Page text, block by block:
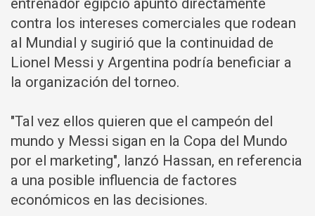
entrenador egipcio apuntó directamente
contra los intereses comerciales que rodean
al Mundial y sugirió que la continuidad de
Lionel Messi y Argentina podría beneficiar a
la organización del torneo.
"Tal vez ellos quieren que el campeón del
mundo y Messi sigan en la Copa del Mundo
por el marketing", lanzó Hassan, en referencia
a una posible influencia de factores
económicos en las decisiones.